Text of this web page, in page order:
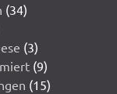
(34)
(3)
(9)
(15)